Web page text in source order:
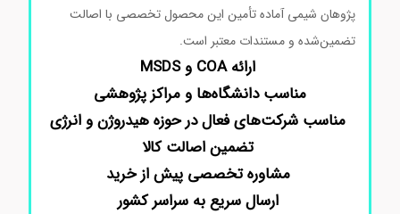
پژوهان شیمی آماده تأمین این محصول تخصصی با اصالت
تضمین‌شده و مستندات معتبر است.
ارائه COA و MSDS
مناسب دانشگاه‌ها و مراکز پژوهشی
مناسب شرکت‌های فعال در حوزه هیدروژن و انرژی
تضمین اصالت کالا
مشاوره تخصصی پیش از خرید
ارسال سریع به سراسر کشور